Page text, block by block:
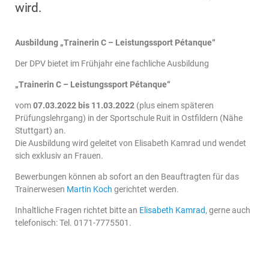
wird.
Ausbildung „Trainerin C – Leistungssport Pétanque“
Der DPV bietet im Frühjahr eine fachliche Ausbildung
„Trainerin C – Leistungssport Pétanque“
vom07.03.2022 bis 11.03.2022 (plus einem späteren
Prüfungslehrgang) in der Sportschule Ruit in Ostfildern (Nähe
Stuttgart) an.
Die Ausbildung wird geleitet von Elisabeth Kamrad und wendet
sich exklusiv an Frauen.
Bewerbungen können ab sofort an den Beauftragten für das
Trainerwesen Martin Koch gerichtet werden.
Inhaltliche Fragen richtet bitte an Elisabeth Kamrad, gerne auch
telefonisch: Tel. 0171-7775501.